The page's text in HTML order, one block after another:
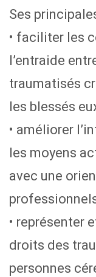
Ses
• faciliter les
l’entraide
traumatisés
les blessés
• améliorer
les moyens
avec une
• représenter
droits des
personnes